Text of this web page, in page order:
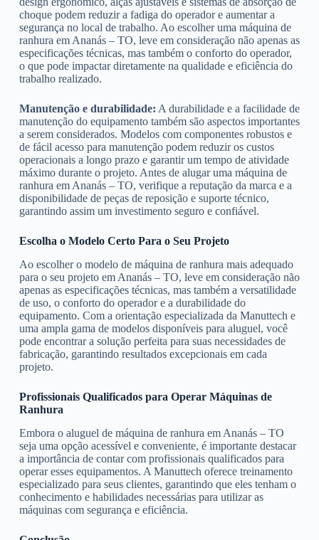
choque podem reduzir a fadiga do operador e aumentar a
segurança no local de trabalho. Ao escolher uma máquina de
ranhura em Ananás – TO, leve em consideração não apenas as
especificações técnicas, mas também o conforto do operador,
o que pode impactar diretamente na qualidade e eficiência do
trabalho realizado.
Manutenção e durabilidade: A durabilidade e a facilidade de
manutenção do equipamento também são aspectos importantes
a serem considerados. Modelos com componentes robustos e
de fácil acesso para manutenção podem reduzir os custos
operacionais a longo prazo e garantir um tempo de atividade
máximo durante o projeto. Antes de alugar uma máquina de
ranhura em Ananás – TO, verifique a reputação da marca e a
disponibilidade de peças de reposição e suporte técnico,
garantindo assim um investimento seguro e confiável.
Escolha o Modelo Certo Para o Seu Projeto
Ao escolher o modelo de máquina de ranhura mais adequado
para o seu projeto em Ananás – TO, leve em consideração não
apenas as especificações técnicas, mas também a versatilidade
de uso, o conforto do operador e a durabilidade do
equipamento. Com a orientação especializada da Manuttech e
uma ampla gama de modelos disponíveis para aluguel, você
pode encontrar a solução perfeita para suas necessidades de
fabricação, garantindo resultados excepcionais em cada
projeto.
Profissionais Qualificados para Operar Máquinas de
Ranhura
Embora o aluguel de máquina de ranhura em Ananás – TO
seja uma opção acessível e conveniente, é importante destacar
a importância de contar com profissionais qualificados para
operar esses equipamentos. A Manuttech oferece treinamento
especializado para seus clientes, garantindo que eles tenham o
conhecimento e habilidades necessárias para utilizar as
máquinas com segurança e eficiência.